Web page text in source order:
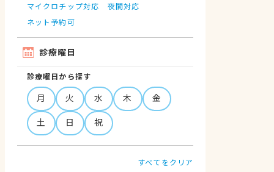
マイクロチップ対応
夜間対応
ネット予約可
診療曜日
診療曜日から探す
月 火 水 木
金
土
日 祝
すべてをクリア